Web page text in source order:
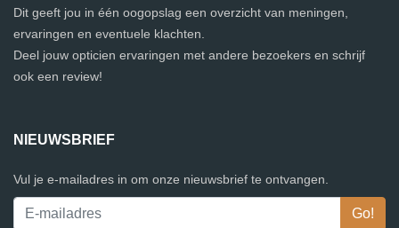
Dit geeft jou in één oogopslag een overzicht van meningen,
ervaringen en eventuele klachten.
Deel jouw opticien ervaringen met andere bezoekers en schrijf
ook een review!
NIEUWSBRIEF
Vul je e-mailadres in om onze nieuwsbrief te ontvangen.